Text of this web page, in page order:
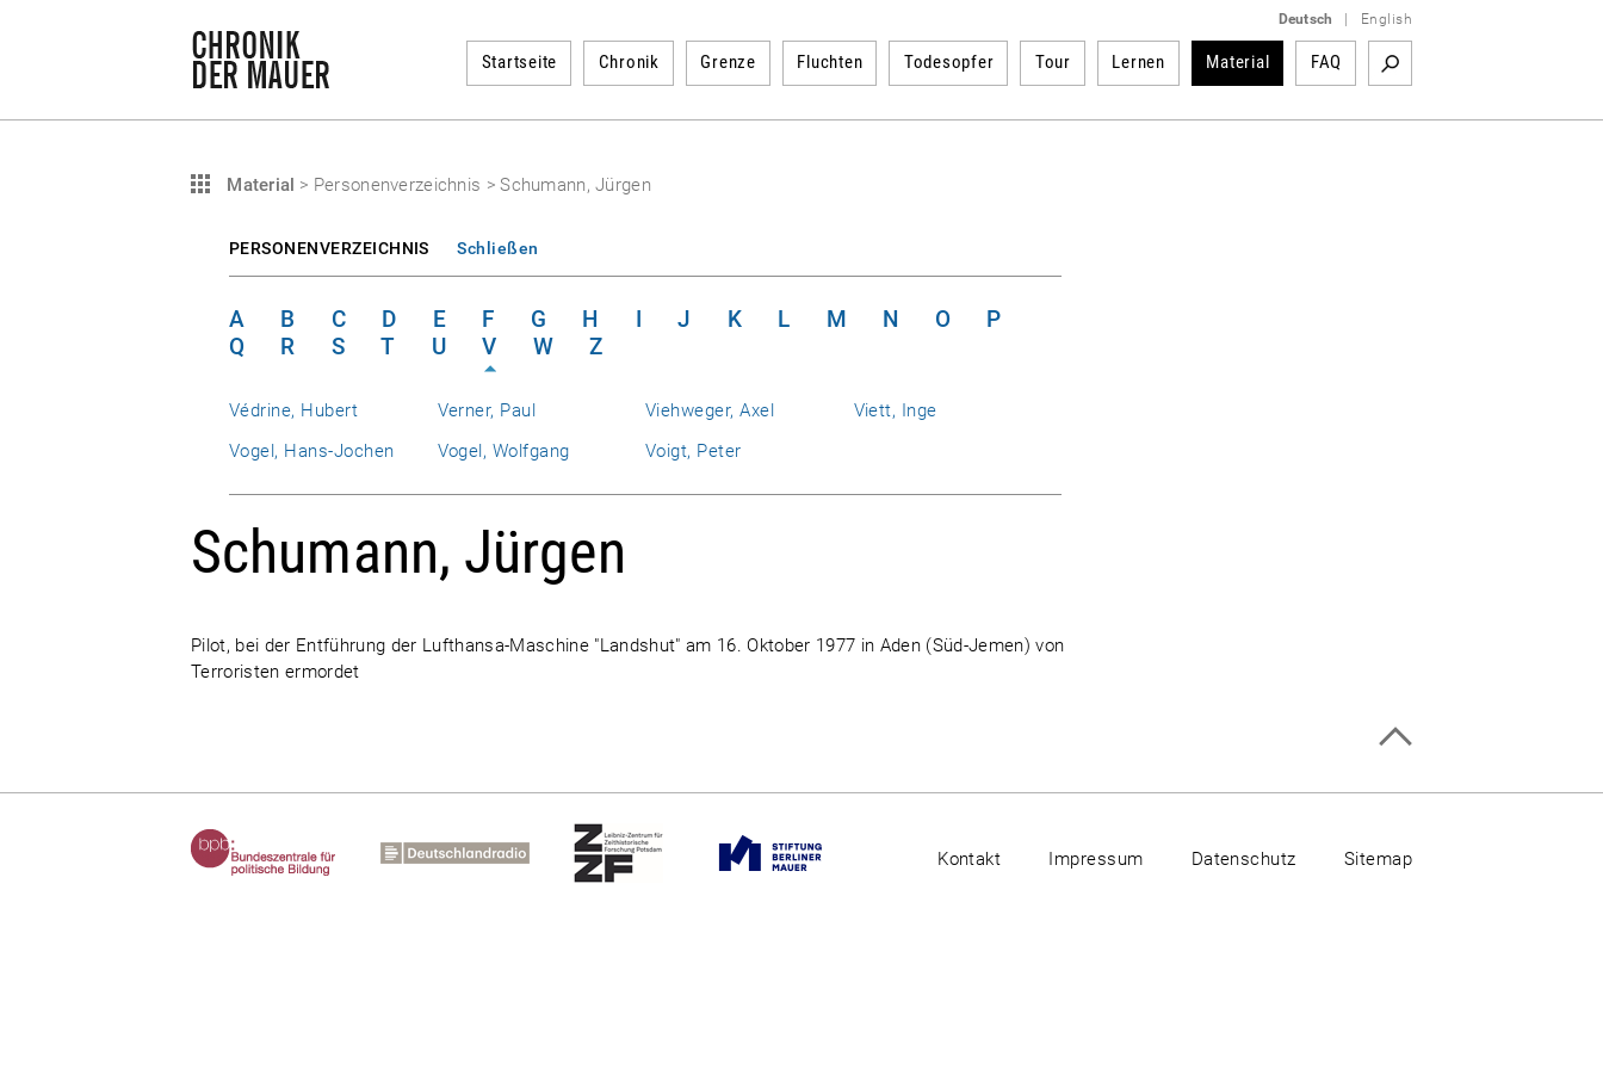
Deutsch English
Startseite Chronik Grenze Fluchten Todesopfer Tour Lernen Material FAQ
Material > Personenverzeichnis > Schumann, Jürgen
PERSONENVERZEICHNIS Schließen
A B C D E F G H I J K L M N O
P
Q
R S T U V W Z
Védrine, Hubert Verner, Paul Viehweger, Axel
Viett, Inge
Vogel, Hans-Jochen
Vogel, Wolfgang Voigt, Peter
Schumann, Jürgen
Pilot, bei der Entführung der Lufthansa-Maschine "Landshut" am 16. Oktober 1977 in Aden (Süd-Jemen) von
Terroristen ermordet
Kontakt Impressum Datenschutz Sitemap